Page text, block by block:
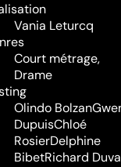
Vania Leturcq
Court métrage,
Drame
Olindo Bolzan
DupuisChloé
RosierDelphine
BibetRichard